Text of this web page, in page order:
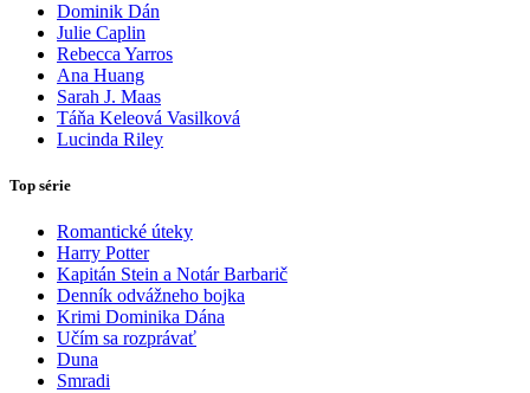
Dominik Dán
Julie Caplin
Rebecca Yarros
Ana Huang
Sarah J. Maas
Táňa Keleová Vasilková
Lucinda Riley
Top série
Romantické úteky
Harry Potter
Kapitán Stein a Notár Barbarič
Denník odvážneho bojka
Krimi Dominika Dána
Učím sa rozprávať
Duna
Smradi